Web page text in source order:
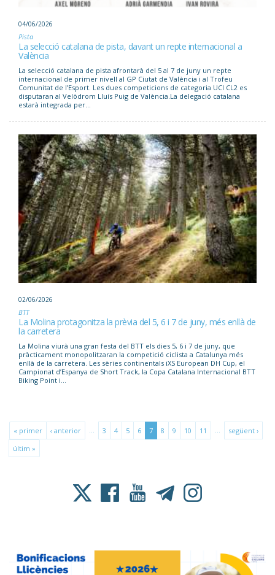
04/06/2026
Pista
La selecció catalana de pista, davant un repte internacional a
València
La selecció catalana de pista afrontarà del 5 al 7 de juny un repte
internacional de primer nivell al GP Ciutat de València i al Trofeu
Comunitat de l’Esport. Les dues competicions de categoria UCI CL2 es
disputaran al Velòdrom Lluís Puig de València.La delegació catalana
estarà integrada per...
02/06/2026
BTT
La Molina protagonitza la prèvia del 5, 6 i 7 de juny, més enllà de
la carretera
La Molina viurà una gran festa del BTT els dies 5, 6 i 7 de juny, que
pràcticament monopolitzaran la competició ciclista a Catalunya més
enllà de la carretera. Les sèries continentals iXS European DH Cup, el
Campionat d’Espanya de Short Track, la Copa Catalana Internacional BTT
Biking Point i...
« primer ‹ anterior 3 4 5 6 7 8 9 10 11
següent ›
últim »